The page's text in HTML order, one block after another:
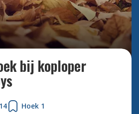
Bekijk alle foto's
bij koploper
Hoek 1